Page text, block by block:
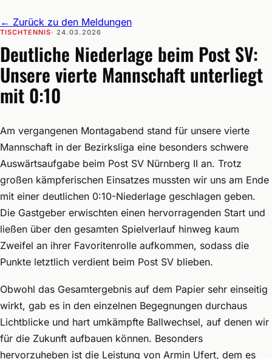
← Zurück zu den Meldungen
TISCHTENNIS· 24.03.2026
Deutliche Niederlage beim Post SV:
Unsere vierte Mannschaft unterliegt
mit 0:10
Am vergangenen Montagabend stand für unsere vierte
Mannschaft in der Bezirksliga eine besonders schwere
Auswärtsaufgabe beim Post SV Nürnberg II an. Trotz
großen kämpferischen Einsatzes mussten wir uns am Ende
mit einer deutlichen 0:10-Niederlage geschlagen geben.
Die Gastgeber erwischten einen hervorragenden Start und
ließen über den gesamten Spielverlauf hinweg kaum
Zweifel an ihrer Favoritenrolle aufkommen, sodass die
Punkte letztlich verdient beim Post SV blieben.
Obwohl das Gesamtergebnis auf dem Papier sehr einseitig
wirkt, gab es in den einzelnen Begegnungen durchaus
Lichtblicke und hart umkämpfte Ballwechsel, auf denen wir
für die Zukunft aufbauen können. Besonders
hervorzuheben ist die Leistung von Armin Ufert, dem es